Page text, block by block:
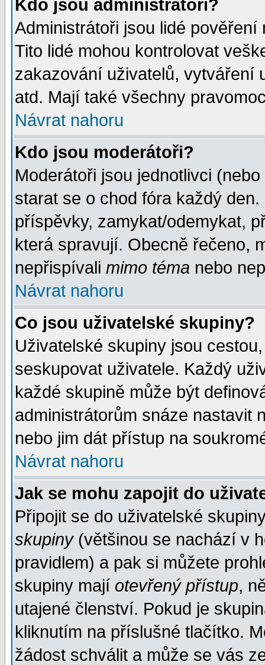
Kdo jsou administrátoři?
Administrátoři jsou lidé
Tito lidé mohou kontrolovat
zakazování uživatelů, vytváření
atd. Mají také všechny
Návrat nahoru
Kdo jsou moderátoři?
Moderátoři jsou jednotlivci
starat se o chod fóra každý
příspěvky, zamykat/odemykat,
která spravují. Obecně řečeno,
nepřispívali mimo téma nebo
Návrat nahoru
Co jsou uživatelské skupiny?
Uživatelské skupiny jsou
seskupovat uživatele. Každý
každé skupině může být
administrátorům snáze nastavit
nebo jim dát přístup na
Návrat nahoru
Jak se mohu zapojit do
Připojit se do uživatelské
skupiny(většinou se nachází v
pravidlem) a pak si můžete
skupiny mají otevřený přístup,
utajené členství. Pokud je
kliknutím na příslušné tlačítko.
žádost schválit a může se vás